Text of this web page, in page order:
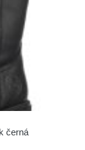
černá